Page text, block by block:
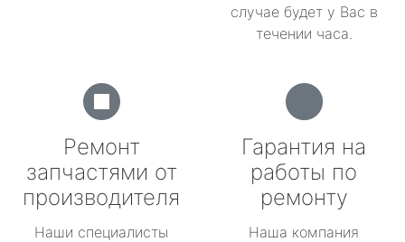
случае будет у Вас в
течении часа.
Ремонт
запчастями от
производителя
Наши специалисты
Гарантия на
работы по
ремонту
Наша компания